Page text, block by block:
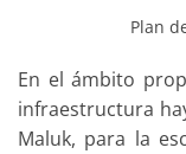
Plan
En el ámbito
infraestructura
Maluk, para la